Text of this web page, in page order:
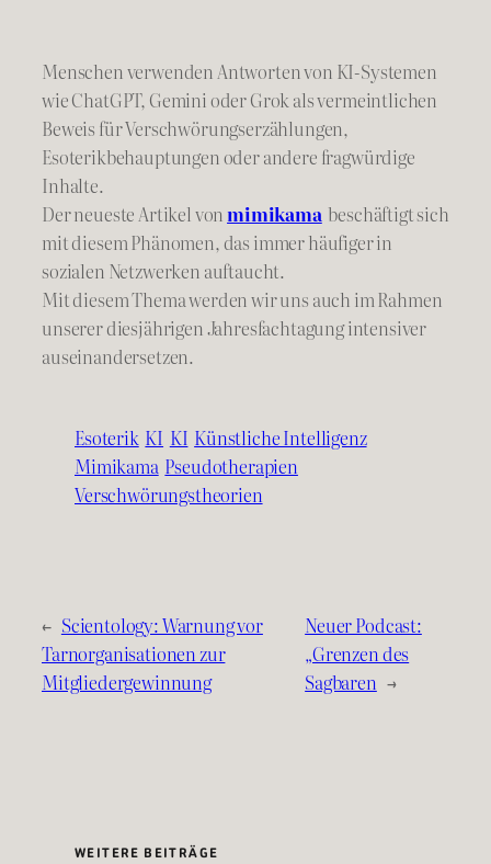
Menschen verwenden Antworten von KI-Systemen
wie ChatGPT, Gemini oder Grok als vermeintlichen
Beweis für Verschwörungserzählungen,
Esoterikbehauptungen oder andere fragwürdige
Inhalte.
Der neueste Artikel vonmimikamabeschäftigt sich
mit diesem Phänomen, das immer häufiger in
sozialen Netzwerken auftaucht.
Mit diesem Thema werden wir uns auch im Rahmen
unserer diesjährigen Jahresfachtagung intensiver
auseinandersetzen.
Esoterik KI KI Künstliche Intelligenz
Mimikama Pseudotherapien
Verschwörungstheorien
← Scientology: Warnung vor
Tarnorganisationen zur
Mitgliedergewinnung
Neuer Podcast:
„Grenzen des
Sagbaren →
WEITERE BEITRÄGE